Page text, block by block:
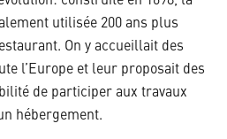
utilisée 200 ans plus
On y accueillait des
l’Europe et leur proposait des
de participer aux travaux
hébergement.